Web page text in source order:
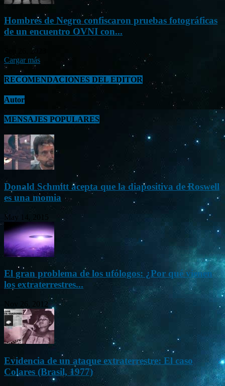
Hombres de Negro confiscaron pruebas fotográficas
de un encuentro OVNI con...
Sep 26, 2023
Cargar más
RECOMENDACIONES DEL EDITOR
Autor
MENSAJES POPULARES
Donald Schmitt acepta que la diapositiva de Roswell
es una momia
May 14, 2015
El gran problema de los ufólogos: ¿Por qué vienen
los extraterrestres...
Nov 26, 2012
Evidencia de un ataque extraterrestre: El caso
Colares (Brasil, 1977)